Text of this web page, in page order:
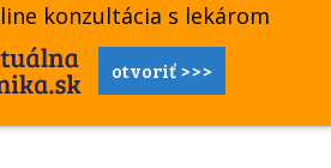
konzultácia s lekárom
otvoriť >>>